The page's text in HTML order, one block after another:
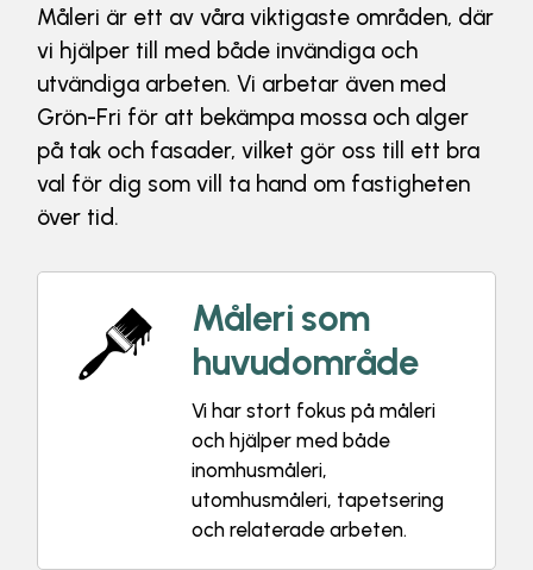
Måleri är ett av våra viktigaste områden, där
vi hjälper till med både invändiga och
utvändiga arbeten. Vi arbetar även med
Grön-Fri för att bekämpa mossa och alger
på tak och fasader, vilket gör oss till ett bra
val för dig som vill ta hand om fastigheten
över tid.
Måleri som
huvudområde
Vi har stort fokus på måleri
och hjälper med både
inomhusmåleri,
utomhusmåleri, tapetsering
och relaterade arbeten.